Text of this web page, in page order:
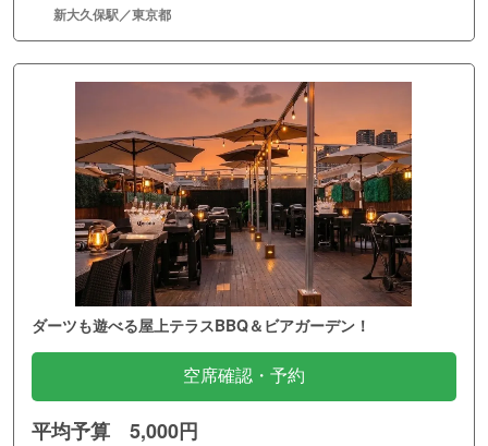
新大久保駅／東京都
ダーツも遊べる屋上テラスBBQ＆ビアガーデン！
空席確認・予約
平均予算 5,000円